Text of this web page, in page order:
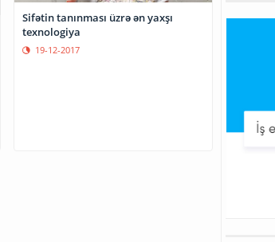
Sifətin tanınması üzrə ən yaxşı
texnologiya
19-12-2017